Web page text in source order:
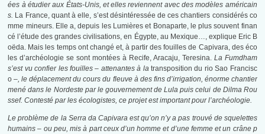
ées à étudier aux États-Unis, et elles reviennent avec des modèles américain
s. La France, quant à elle, s’est désintéressée de ces chantiers considérés co
mme mineurs. Elle a, depuis les Lumières et Bonaparte, le plus souvent finan
cé l’étude des grandes civilisations, en Égypte, au Mexique…, explique Eric B
oëda. Mais les temps ont changé et, à partir des fouilles de Capivara, des éco
les d’archéologie se sont montées à Recife, Aracaju, Teresina.La Fumdham
s’est vu confier les fouilles – attenantes à latransposition du rio Sao Francisc
o –, le déplacement du cours du fleuve à des fins d’irrigation, énorme chantier
mené dans le Nordeste par le gouvernement de Lula puis celui de Dilma Rou
ssef. Contesté par les écologistes, ce projet est important pour l’archéologie.
Le problème de la Serra da Capivara est qu’on n’y a pas trouvé de squelettes
humains – ou peu, mis à part ceux d’un homme et d’une femme et un crâne p